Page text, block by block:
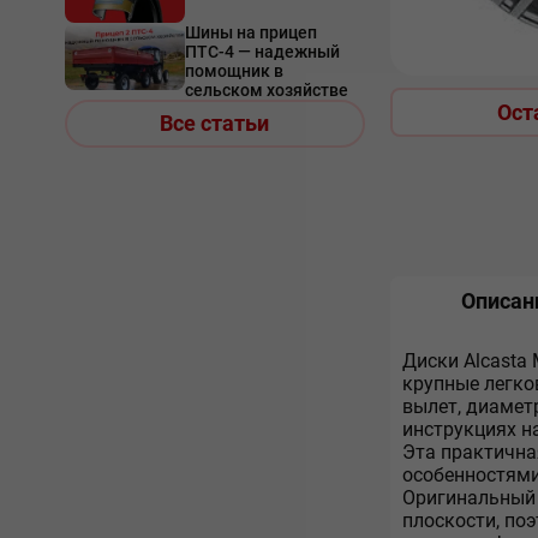
Шины на прицеп
ПТС-4 — надежный
помощник в
сельском хозяйстве
Все статьи
Диски Alcasta
крупные
вылет,
инструкциях
Эта
Оригинальный
плоскости,